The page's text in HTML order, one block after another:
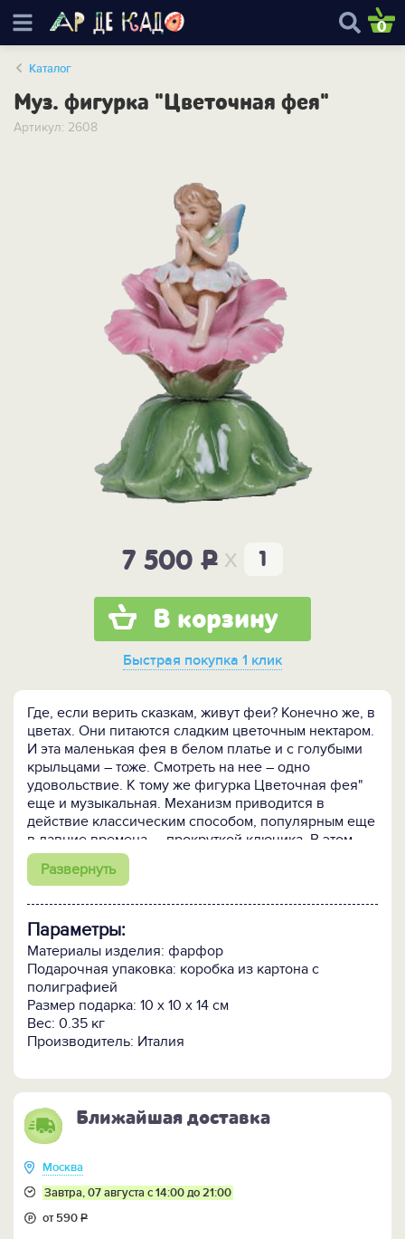
0
Каталог
Муз. фигурка "Цветочная фея"
Артикул: 2608
7 500P x
В корзину
Быстрая покупка 1 клик
Где, если верить сказкам, живут феи? Конечно же, в
цветах. Они питаются сладким цветочным нектаром.
И эта маленькая фея в белом платье и с голубыми
крыльцами – тоже. Смотреть на нее – одно
удовольствие. К тому же фигурка Цветочная фея"
еще и музыкальная. Механизм приводится в
действие классическим способом, популярным еще
в давние времена, – прокруткой ключика. В этом
изделии гармонично сочетаются розовые, зеленые
и белые цвета. Фигурка "Цветочная фея" сделана
Развернуть
Параметры:
Материалы изделия: фарфор
Подарочная упаковка: коробка из картона с
полиграфией
Размер подарка: 10 x 10 x 14 см
Вес: 0.35 кг
Производитель: Италия
Ближайшая доставка
Москва
Завтра, 07 августа с 14:00 до 21:00
от 590Р